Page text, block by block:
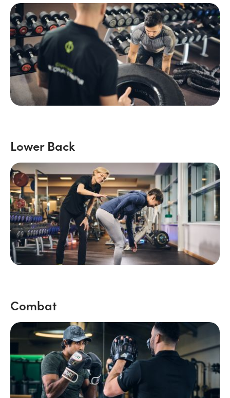
Lower Back
Combat